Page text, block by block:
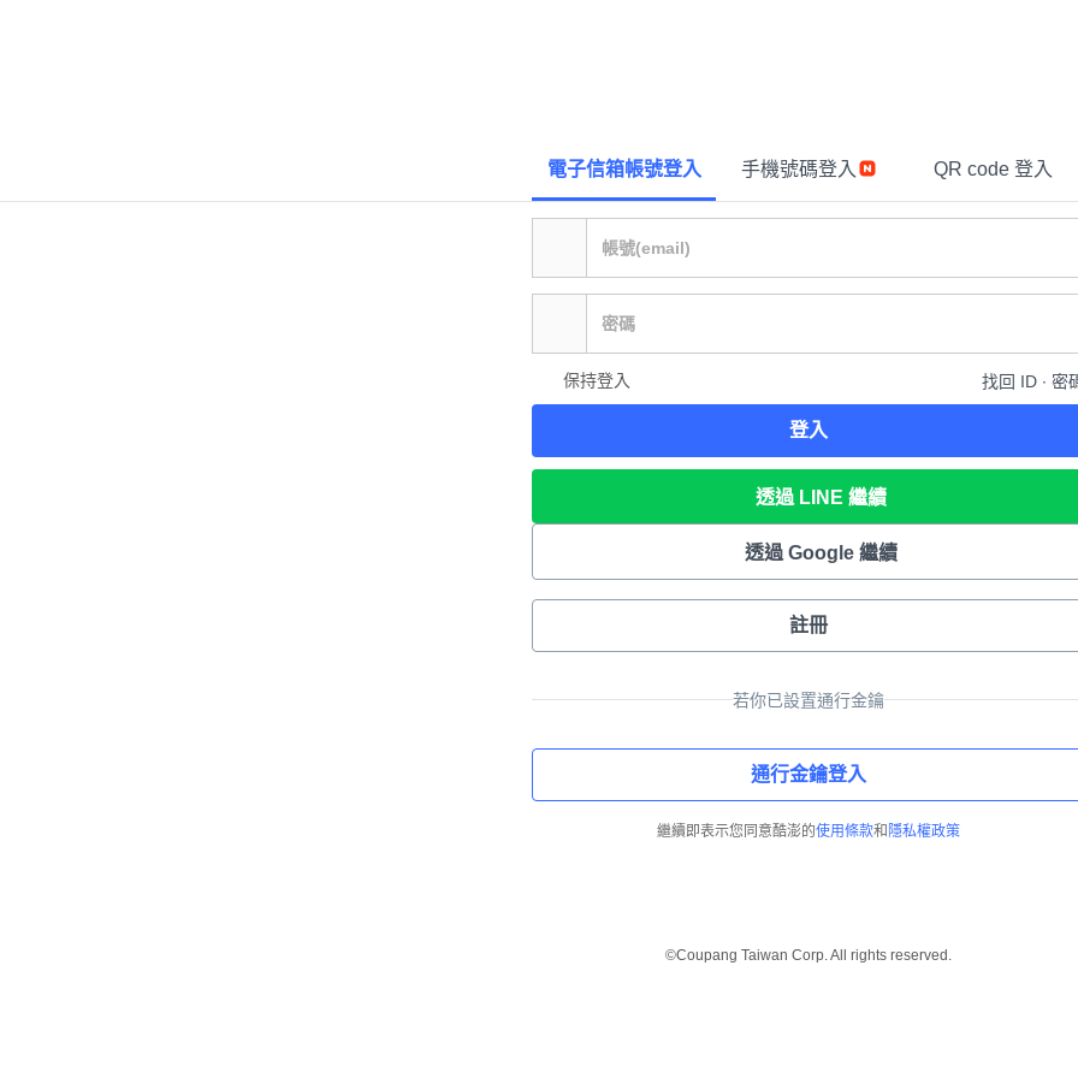
電子信箱帳號登入 手機號碼登入 QR code 登入
保持登入 找回 ID ∙ 密
登入
透過 LINE 繼續
透過 Google 繼續
註冊
若你已設置通行金鑰
通行金鑰登入
繼續即表示您同意酷澎的使用條款和 隱私權政策
©Coupang Taiwan Corp. All rights reserved.